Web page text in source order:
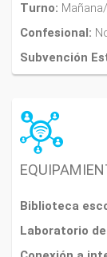
Turno:
Confesional:
Subvención
Biblioteca
Laboratorio